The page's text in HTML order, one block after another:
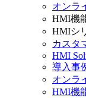
オンラ
HMI機
HMIシ
カスタ
HMI
導入事
オンラ
HMI機